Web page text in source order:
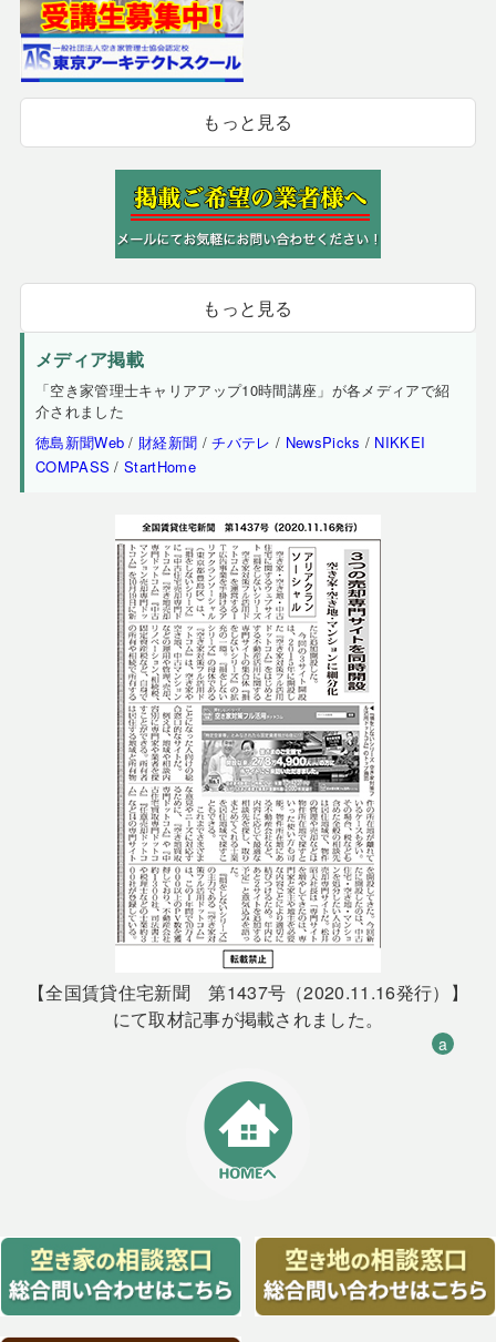
もっと見る
もっと見る
メディア掲載
「空き家管理士キャリアアップ10時間講座」が各メディアで紹
介されました
徳島新聞Web / 財経新聞 /チバテレ / NewsPicks / NIKKEI
COMPASS /StartHome
【全国賃貸住宅新聞 第1437号（2020.11.16発行）】
にて取材記事が掲載されました。
a